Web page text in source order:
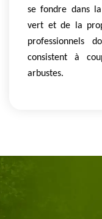
se fondre dans
vert et de la
professionnels
consistent à
arbustes.